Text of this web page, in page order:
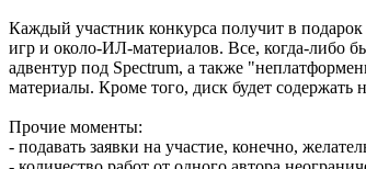
Каждый участник конкурса получит в
игр и около-ИЛ-материалов. Все, когда-
адвентур под Spectrum, а также
материалы. Кроме того, диск будет
Прочие моменты:
- подавать заявки на участие, конечно,